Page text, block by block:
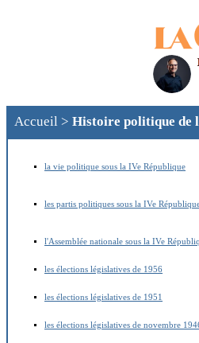
Accueil > Histoire politique de
la vie politique sous la IVe République
les partis politiques sous la IVe
l'Assemblée nationale sous la IVe
les élections législatives de 1956
les élections législatives de 1951
les élections législatives de novembre